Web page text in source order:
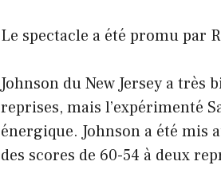
Le spectacle a été promu par
Johnson du New Jersey a très
reprises, mais l’expérimenté
énergique. Johnson a été mis
des scores de 60-54 à deux